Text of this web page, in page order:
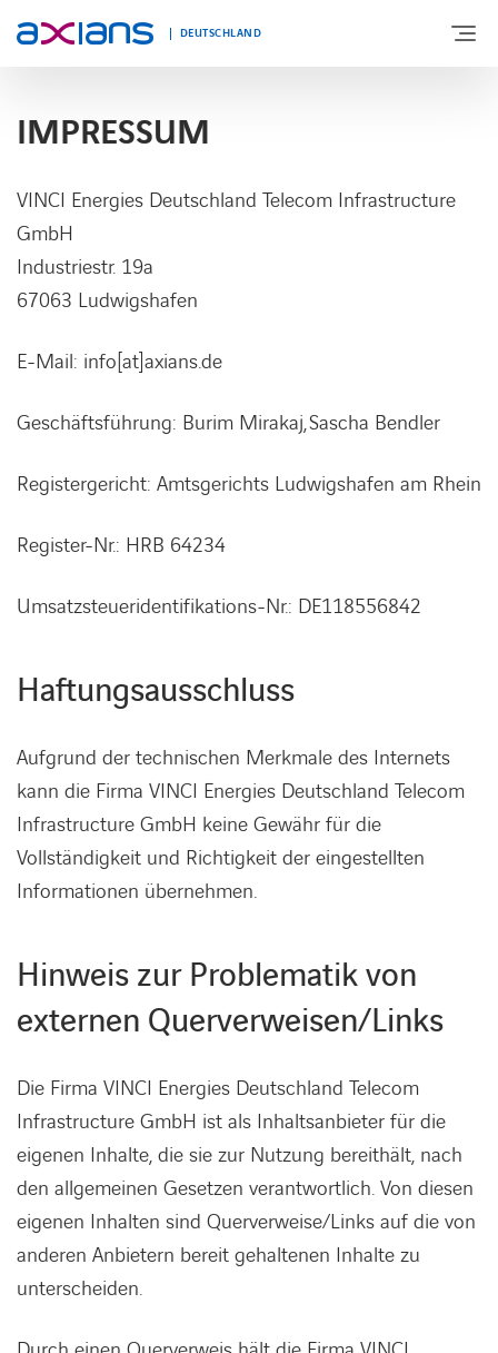
DEUTSCHLAND
ÜBER UNS
PORTFOLIO
PRODUKTE
BRANCHEN
NEWS UND INSIGHTS
REFERENZEN
Kontakt
IMPRESSUM
VINCI Energies Deutschland Telecom Infrastructure
GmbH
Industriestr. 19a
67063 Ludwigshafen
E-Mail: info[at]axians.de
Geschäftsführung: Burim Mirakaj, Sascha Bendler
Registergericht: Amtsgerichts Ludwigshafen am Rhein
Register-Nr.: HRB 64234
Umsatzsteueridentifikations-Nr.: DE118556842
Haftungsausschluss
Aufgrund der technischen Merkmale des Internets
kann die Firma VINCI Energies Deutschland Telecom
Infrastructure GmbH keine Gewähr für die
Vollständigkeit und Richtigkeit der eingestellten
Informationen übernehmen.
Hinweis zur Problematik von
externen Querverweisen/Links
Die Firma VINCI Energies Deutschland Telecom
Infrastructure GmbH ist als Inhaltsanbieter für die
eigenen Inhalte, die sie zur Nutzung bereithält, nach
den allgemeinen Gesetzen verantwortlich. Von diesen
eigenen Inhalten sind Querverweise/Links auf die von
anderen Anbietern bereit gehaltenen Inhalte zu
unterscheiden.